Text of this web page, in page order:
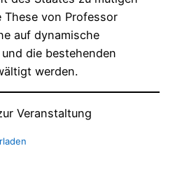
These von Professor
auf dynamische
die bestehenden
werden.
Veranstaltung